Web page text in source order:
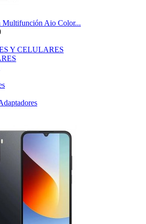
Multifunción Aio Color...
Y CELULARES